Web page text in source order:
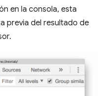
en la consola, esta
previa del resultado de